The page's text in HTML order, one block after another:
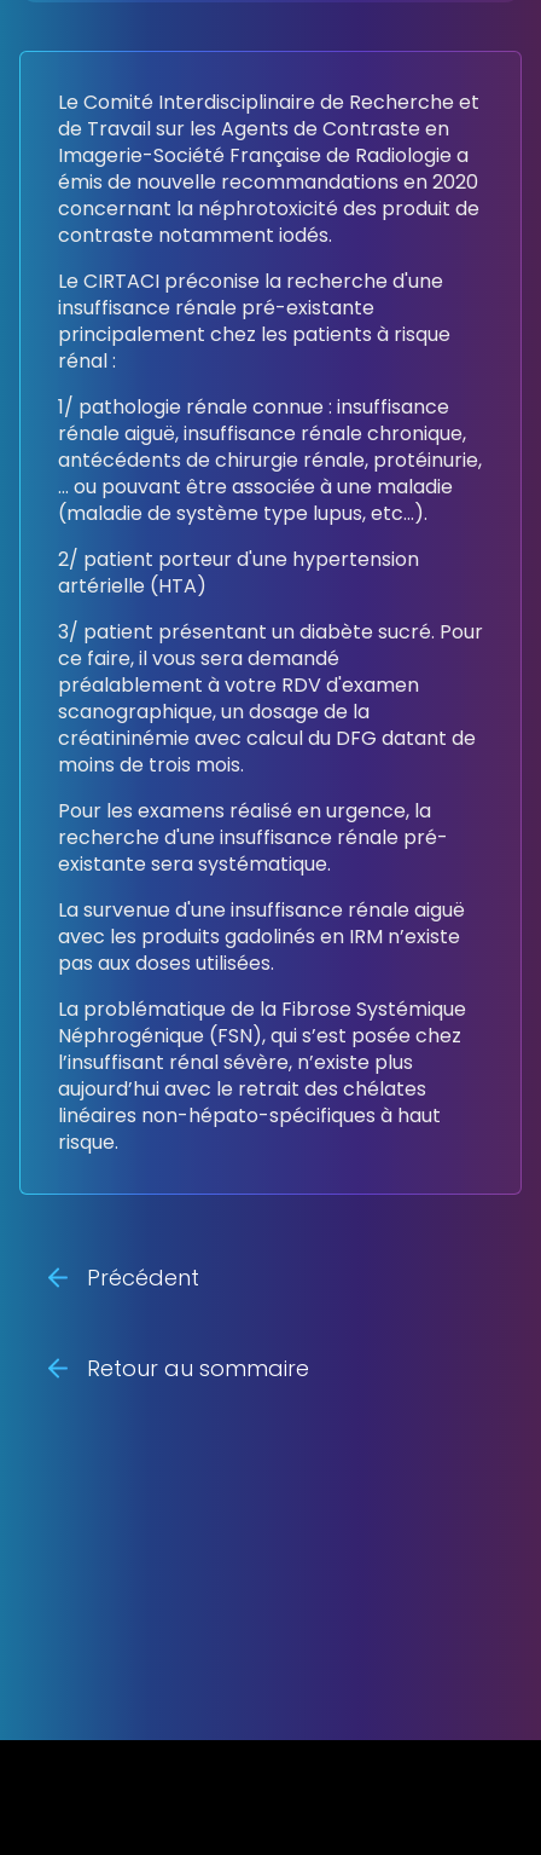
Le Comité Interdisciplinaire de Recherche et
de Travail sur les Agents de Contraste en
Imagerie-Société Française de Radiologie a
émis de nouvelle recommandations en 2020
concernant la néphrotoxicité des produit de
contraste notamment iodés.
Le CIRTACI préconise la recherche d'une
insuffisance rénale pré-existante
principalement chez les patients à risque
rénal :
1/ pathologie rénale connue : insuffisance
rénale aiguë, insuffisance rénale chronique,
antécédents de chirurgie rénale, protéinurie,
... ou pouvant être associée à une maladie
(maladie de système type lupus, etc...).
2/ patient porteur d'une hypertension
artérielle (HTA)
3/ patient présentant un diabète sucré. Pour
ce faire, il vous sera demandé
préalablement à votre RDV d'examen
scanographique, un dosage de la
créatininémie avec calcul du DFG datant de
moins de trois mois.
Pour les examens réalisé en urgence, la
recherche d'une insuffisance rénale pré-
existante sera systématique.
La survenue d'une insuffisance rénale aiguë
avec les produits gadolinés en IRM n’existe
pas aux doses utilisées.
La problématique de la Fibrose Systémique
Néphrogénique (FSN), qui s’est posée chez
l’insuffisant rénal sévère, n’existe plus
aujourd’hui avec le retrait des chélates
linéaires non-hépato-spécifiques à haut
risque.
Précédent
Retour au sommaire